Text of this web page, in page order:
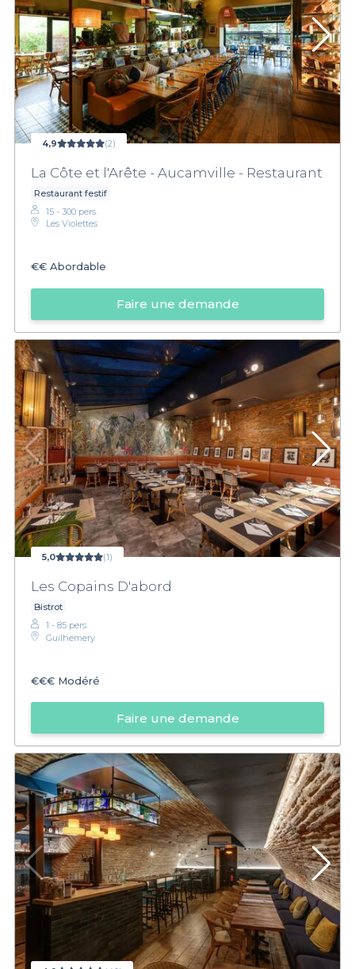
4,9 (2)
La Côte et l'Arête - Aucamville - Restaurant
Restaurant festif
15 - 300 pers.
Les Violettes
€€ Abordable
Faire une demande
5,0 (1)
Les Copains D'abord
Bistrot
1 - 85 pers.
Guilhemery
€€€ Modéré
Faire une demande